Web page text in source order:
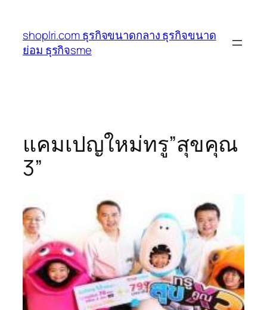
เนื้อหา
shoplri.com ธุรกิจขนาดกลาง ธุรกิจขนาด
ย่อม ธุรกิจsme
แคมเปญใหม่ทรู”สุขคุณ
3”